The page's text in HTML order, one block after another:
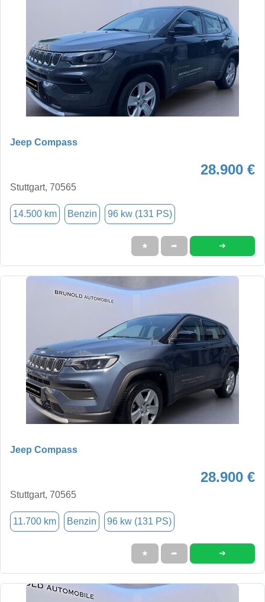
Jeep Compass
28.900 €
Stuttgart, 70565
14.500 km Benzin 96 kw (131 PS)
★ ➦ ➜
Jeep Compass
28.900 €
Stuttgart, 70565
11.700 km Benzin 96 kw (131 PS)
★ ➦ ➜